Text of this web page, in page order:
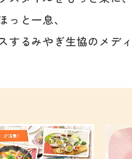
っと一息、
するみやぎ生協のメデ